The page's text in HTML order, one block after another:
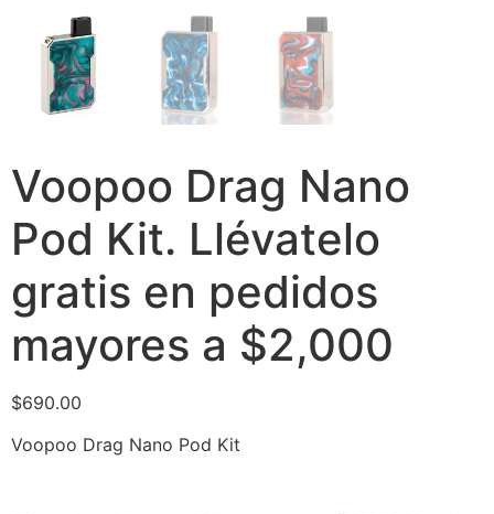
Voopoo Drag Nano
Pod Kit. Llévatelo
gratis en pedidos
mayores a $2,000
$690.00
Voopoo Drag Nano Pod Kit